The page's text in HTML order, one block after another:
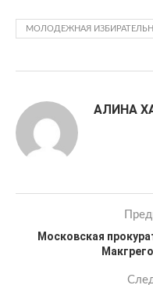
МОЛОДЕЖНАЯ
АЛИНА
Московская